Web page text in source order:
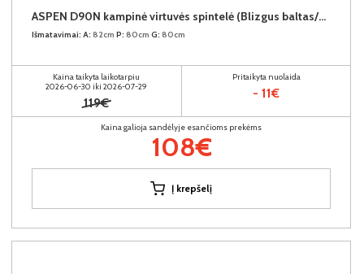
ASPEN D90N kampinė virtuvės spintelė (Blizgus baltas/Baltas)
Išmatavimai: A: 82cm P: 80cm G: 80cm
Kaina taikyta laikotarpiu
2026-06-30 iki 2026-07-29
119€
Pritaikyta nuolaida
- 11€
Kaina galioja sandėlyje esančioms prekėms
108€
Į krepšelį